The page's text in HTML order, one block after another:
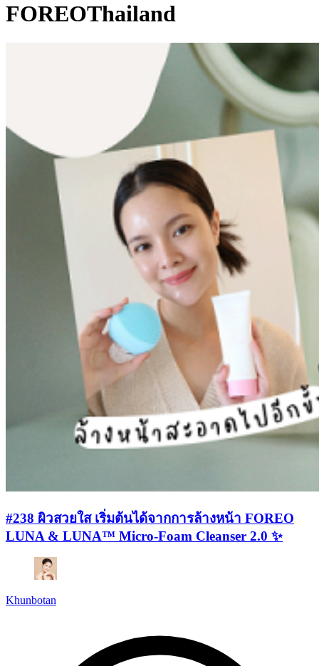
FOREOThailand
#238 ผิวสวยใส เริ่มต้นได้จากการล้างหน้า FOREO
LUNA & LUNA™ Micro-Foam Cleanser 2.0 ✨
Khunbotan